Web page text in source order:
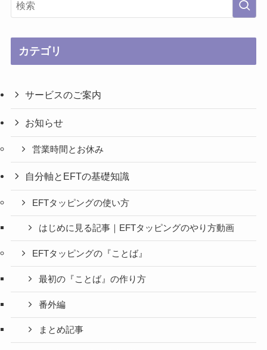
カテゴリ
サービスのご案内
お知らせ
営業時間とお休み
自分軸とEFTの基礎知識
EFTタッピングの使い方
はじめに見る記事｜EFTタッピングのやり方動画
EFTタッピングの『ことば』
最初の『ことば』の作り方
番外編
まとめ記事